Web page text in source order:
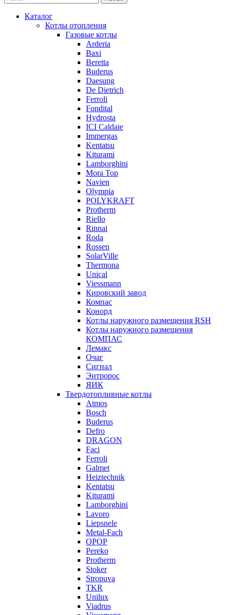
Каталог
Котлы отопления
Газовые котлы
Arderia
Baxi
Beretta
Buderus
Daesung
De Dietrich
Ferroli
Fondital
Hydrosta
ICI Caldaie
Immergas
Kentatsu
Kiturami
Lamborghini
Mora Top
Navien
Olympia
POLYKRAFT
Protherm
Riello
Rinnai
Roda
Rossen
SolarVille
Thermona
Unical
Viessmann
Кировский завод
Компас
Конорд
Котлы наружного размещения RSH
Котлы наружного размещения
КОМПАС
Лемакс
Очаг
Сигнал
Энтророс
ЯИК
Твердотопливные котлы
Atmos
Bosch
Buderus
Defro
DRAGON
Faci
Ferroli
Galmet
Heiztechnik
Kentatsu
Kiturami
Lamborghini
Lavoro
Liepsnele
Metal-Fach
OPOP
Pereko
Protherm
Stoker
Stropuva
TKR
Unilux
Viadrus